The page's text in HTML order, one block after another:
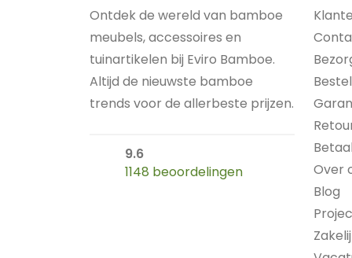
Ontdek de wereld van bamboe
meubels, accessoires en
tuinartikelen bij Eviro Bamboe.
Altijd de nieuwste bamboe
trends voor de allerbeste prijzen.
9.6
1148 beoordelingen
Over
Blog